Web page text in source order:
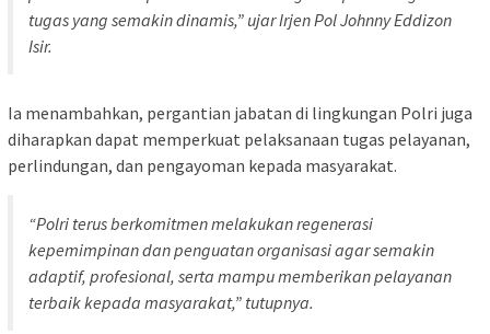
tugas yang semakin dinamis,” ujar Irjen Pol Johnny Eddizon
Isir.
Ia menambahkan, pergantian jabatan di lingkungan Polri juga
diharapkan dapat memperkuat pelaksanaan tugas pelayanan,
perlindungan, dan pengayoman kepada masyarakat.
“Polri terus berkomitmen melakukan regenerasi
kepemimpinan dan penguatan organisasi agar semakin
adaptif, profesional, serta mampu memberikan pelayanan
terbaik kepada masyarakat,” tutupnya.